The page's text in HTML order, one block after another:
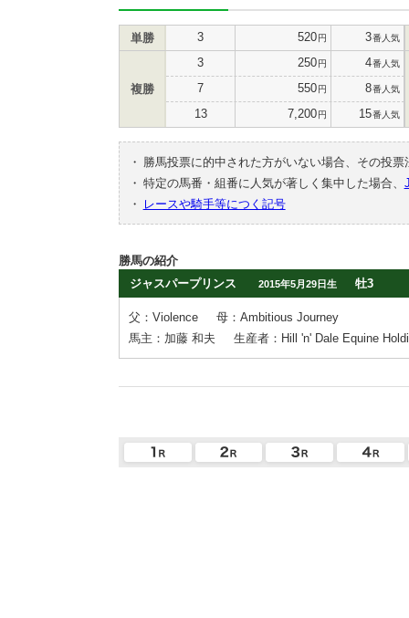
単勝 3 520円 3番人気
複勝
3 250円 4番人気
7 550円 8番人気
13 7,200円 15番人気
・
勝馬投票に的中された方がいない場合、その投
・ 特定の馬番・組番に人気が著しく集中した場合、
・
レースや騎手等につく記号
勝馬の紹介
ジャスパープリンス
2015年5月29日生 牡3
父：Violence
母：Ambitious Journey
馬主：加藤 和夫
生産者：Hill 'n' Dale Equine